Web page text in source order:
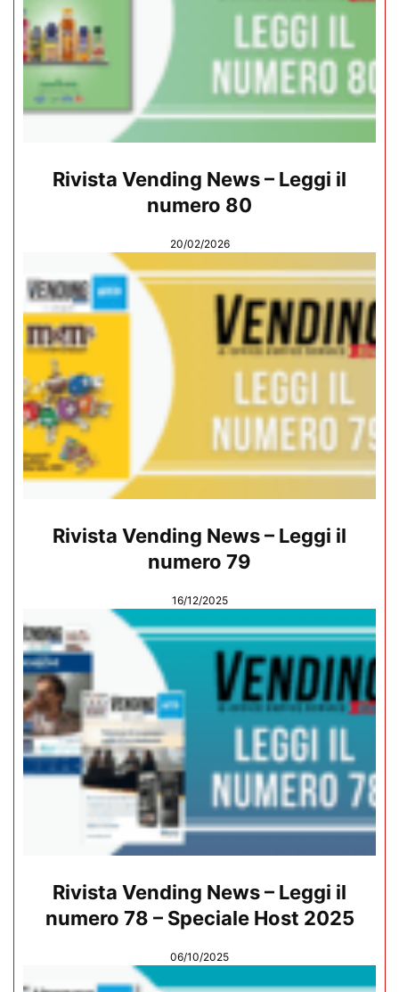
Rivista Vending News – Leggi il
numero 80
20/02/2026
Rivista Vending News – Leggi il
numero 79
16/12/2025
Rivista Vending News – Leggi il
numero 78 – Speciale Host 2025
06/10/2025